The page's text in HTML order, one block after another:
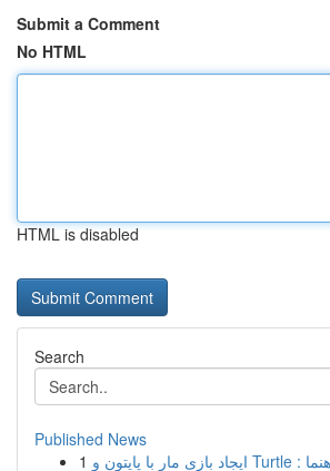
Submit a Comment
No HTML
HTML is disabled
Search
Published News
1